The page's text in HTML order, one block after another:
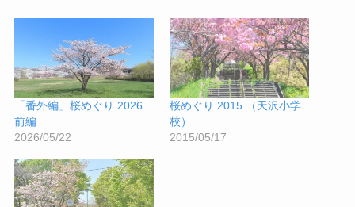
「番外編」桜めぐり 2026
前編
2026/05/22
桜めぐり 2015 （天沢小学
校）
2015/05/17